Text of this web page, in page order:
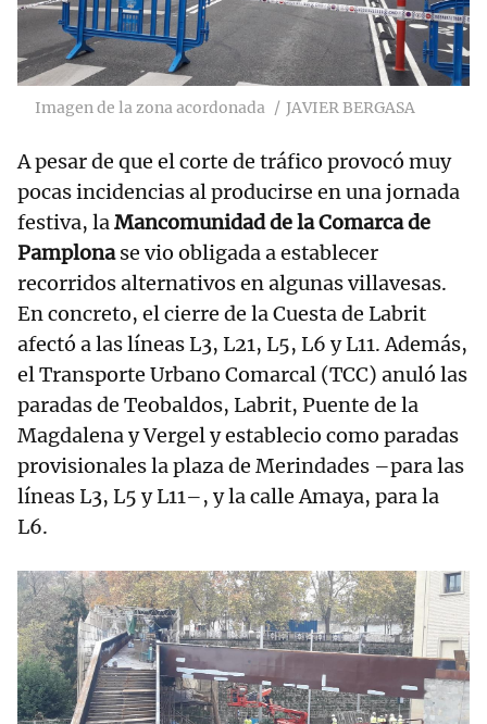
Imagen de la zona acordonada JAVIER BERGASA
A pesar de que el corte de tráfico provocó muy
pocas incidencias al producirse en una jornada
festiva, laMancomunidad de la Comarca de
Pamplonase vio obligada a establecer
recorridos alternativos en algunas villavesas.
En concreto, el cierre de la Cuesta de Labrit
afectó a las líneas L3, L21, L5, L6 y L11. Además,
el Transporte Urbano Comarcal (TCC) anuló las
paradas de Teobaldos, Labrit, Puente de la
Magdalena y Vergel y establecio como paradas
provisionales la plaza de Merindades –para las
líneas L3, L5 y L11–, y la calle Amaya, para la
L6.